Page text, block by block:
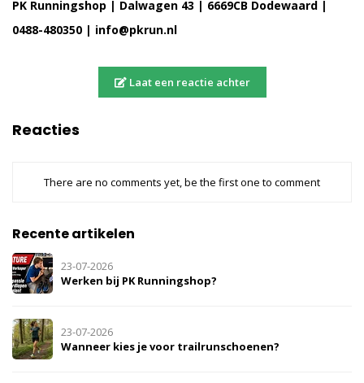
PK Runningshop | Dalwagen 43 | 6669CB Dodewaard |
0488-480350 | info@pkrun.nl
Laat een reactie achter
Reacties
There are no comments yet, be the first one to comment
Recente artikelen
23-07-2026
Werken bij PK Runningshop?
23-07-2026
Wanneer kies je voor trailrunschoenen?